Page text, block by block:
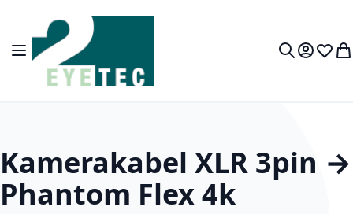
Zum Inhalt springen
Navigation umschalten Mein
Kamerakabel XLR 3pin →
Phantom Flex 4k